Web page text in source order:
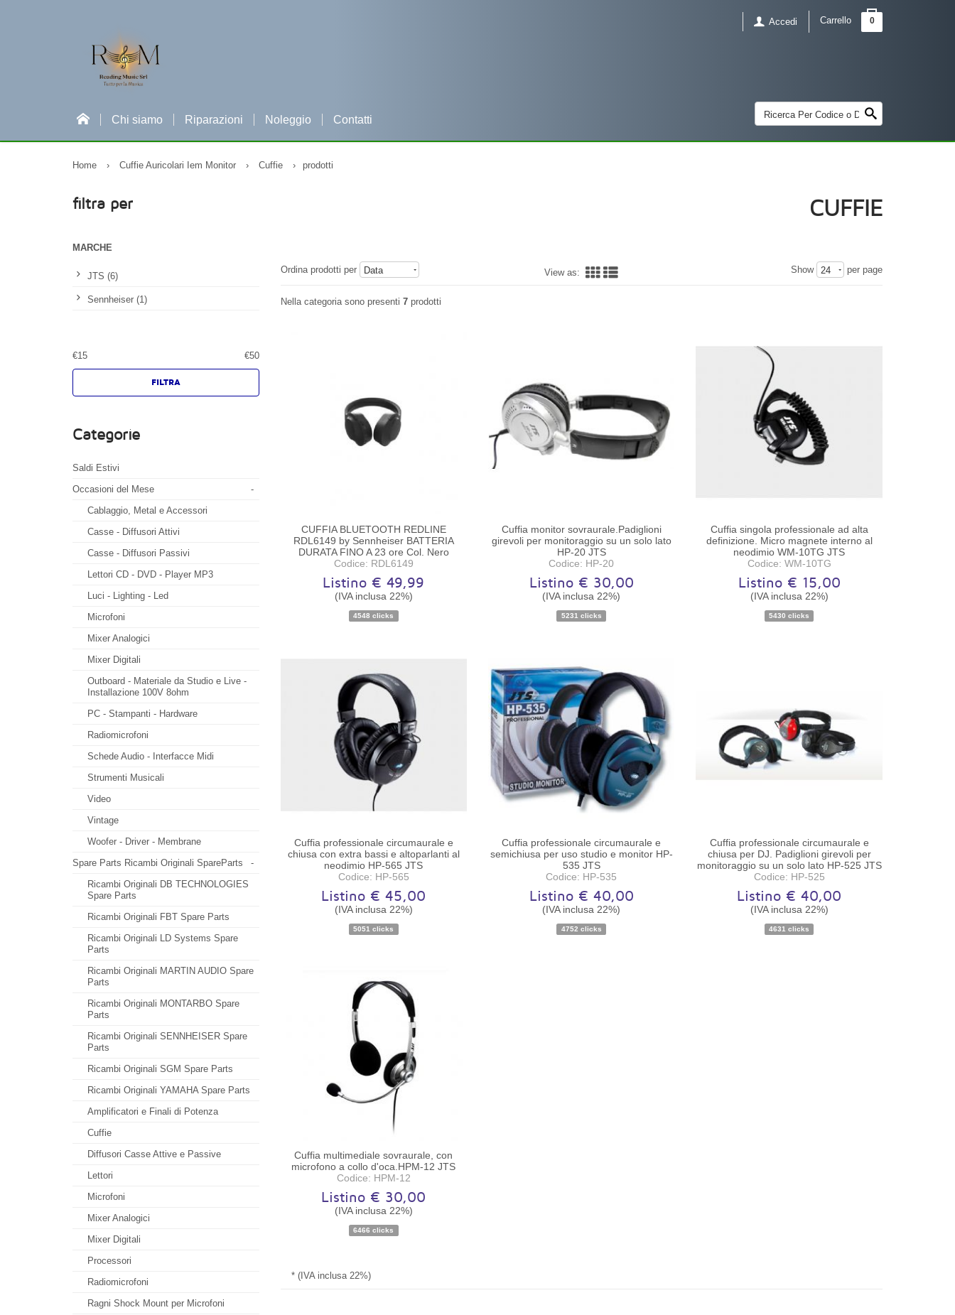
Accedi Carrello 0
Chi siamo Riparazioni Noleggio Contatti
Per qualsiasi informazione clicca e contattaci su WHATSAPP
Home › Cuffie Auricolari Iem Monitor › Cuffie › prodotti
filtra per
MARCHE
JTS (6)
Sennheiser (1)
€15 €50
Categorie
Saldi Estivi
-
Occasioni del Mese
Cablaggio, Metal e Accessori
Casse - Diffusori Attivi
Casse - Diffusori Passivi
Lettori CD - DVD - Player MP3
Luci - Lighting - Led
Microfoni
Mixer Analogici
Mixer Digitali
Outboard - Materiale da Studio e Live -
Installazione 100V 8ohm
PC - Stampanti - Hardware
Radiomicrofoni
Schede Audio - Interfacce Midi
Strumenti Musicali
Video
Vintage
Woofer - Driver - Membrane
-
Spare Parts Ricambi Originali SpareParts
Ricambi Originali DB TECHNOLOGIES
Spare Parts
Ricambi Originali FBT Spare Parts
Ricambi Originali LD Systems Spare
Parts
Ricambi Originali MARTIN AUDIO Spare
Parts
Ricambi Originali MONTARBO Spare
Parts
Ricambi Originali SENNHEISER Spare
Parts
Ricambi Originali SGM Spare Parts
Ricambi Originali YAMAHA Spare Parts
Amplificatori e Finali di Potenza
Cuffie
Diffusori Casse Attive e Passive
Lettori
Microfoni
Mixer Analogici
Mixer Digitali
Processori
Radiomicrofoni
Ragni Shock Mount per Microfoni
CUFFIE
Ordina prodotti per Data View as: Show 24 per page
Nella categoria sono presenti 7prodotti
Disponibilità:Pezzo unico
CUFFIA BLUETOOTH REDLINE
RDL6149 by Sennheiser BATTERIA
DURATA FINO A 23 ore Col. Nero
Codice: RDL6149
Listino € 49,99
(IVA inclusa 22%)
4548 clicks
Disponibilità:Ordinabile
Cuffia monitor sovraurale.Padiglioni
girevoli per monitoraggio su un solo lato
HP-20 JTS
Codice: HP-20
Listino € 30,00
(IVA inclusa 22%)
5231 clicks
Disponibilità:Ordinabile
Cuffia singola professionale ad alta
definizione. Micro magnete interno al
neodimio WM-10TG JTS
Codice: WM-10TG
Listino € 15,00
(IVA inclusa 22%)
5430 clicks
Disponibilità:Ordinabile
Cuffia professionale circumaurale e
chiusa con extra bassi e altoparlanti al
neodimio HP-565 JTS
Codice: HP-565
Listino € 45,00
(IVA inclusa 22%)
5051 clicks
Disponibilità:Ordinabile
Cuffia professionale circumaurale e
semichiusa per uso studio e monitor HP-
535 JTS
Codice: HP-535
Listino € 40,00
(IVA inclusa 22%)
4752 clicks
Disponibilità:Ordinabile
Cuffia professionale circumaurale e
chiusa per DJ. Padiglioni girevoli per
monitoraggio su un solo lato HP-525 JTS
Codice: HP-525
Listino € 40,00
(IVA inclusa 22%)
4631 clicks
Disponibilità:Ordinabile
Cuffia multimediale sovraurale, con
microfono a collo d'oca.HPM-12 JTS
Codice: HPM-12
Listino € 30,00
(IVA inclusa 22%)
6466 clicks
* (IVA inclusa 22%)